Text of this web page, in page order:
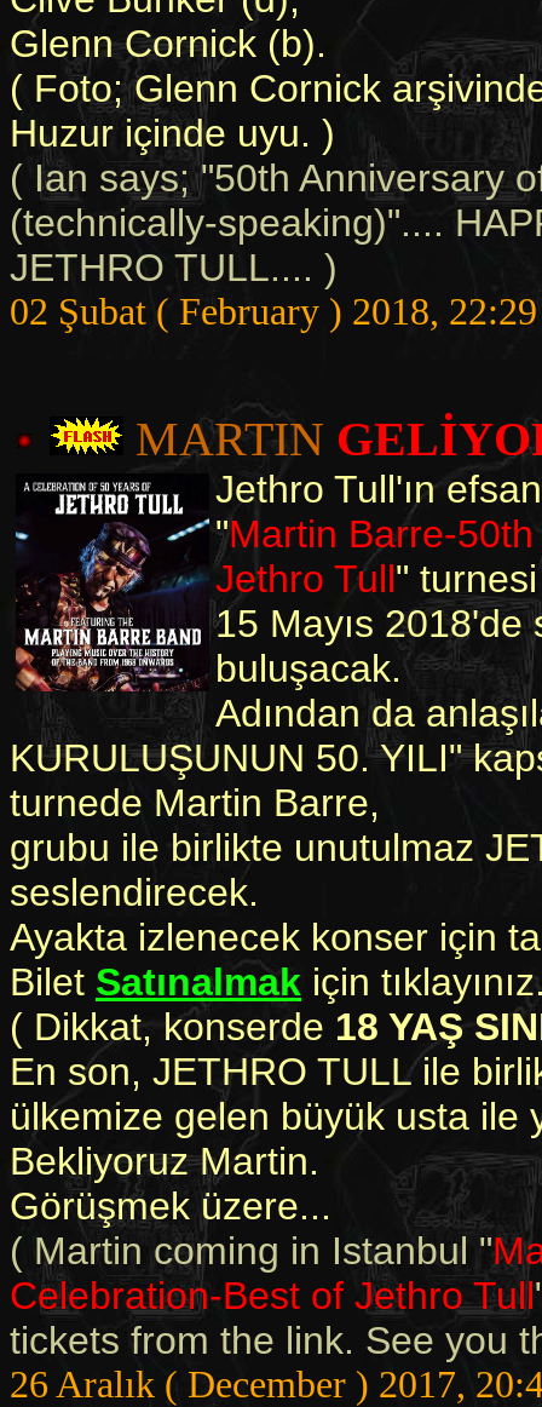
Glenn Cornick (b).
( Foto; Glenn Cornick
Huzur içinde uyu. )
( Ian says; "50th Anniversary
(technically-speaking)"....
JETHRO TULL.... )
02 Şubat ( February ) 2018, 22:29
MARTIN
Jethro Tull'ın
"Martin Barre-
Jethro Tull"
15 Mayıs
buluşacak.
Adından da
KURULUŞUNUN 50. YILI"
turnede Martin Barre,
grubu ile birlikte unutulmaz
seslendirecek.
Ayakta izlenecek konser için
Bilet Satınalmak için
( Dikkat, konserde 18 YAŞ
En son, JETHRO TULL ile
ülkemize gelen büyük usta ile
Bekliyoruz Martin.
Görüşmek üzere...
( Martin coming in Istanbul "
Celebration-Best of Jethro Tull
tickets from the link. See you
26 Aralık ( December ) 2017,